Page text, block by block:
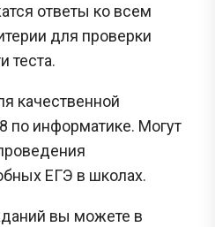
ответы ко всем
для проверки
теста.
качественной
по информатике. Могут
ЕГЭ в школах.
вы можете в